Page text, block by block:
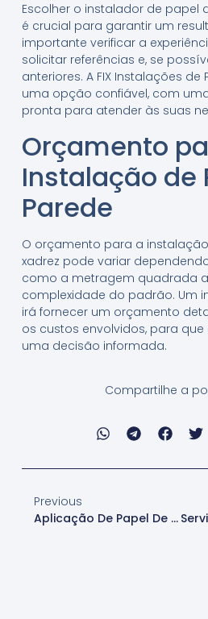
Escolher o instalador de papel
é crucial para garantir um
importante verificar a
solicitar referências e, se
anteriores. A FIX Instalações de
uma opção confiável, com
pronta para atender às suas
Orçamento
Instalação de
Parede
O orçamento para a
xadrez pode variar
como a metragem quadrada
complexidade do padrão. Um
irá fornecer um orçamento
os custos envolvidos, para
uma decisão informada.
Compartilhe a
Previous
Aplicação De Papel De Parede Xadrez Em Áreas Comerciais Em Cotia